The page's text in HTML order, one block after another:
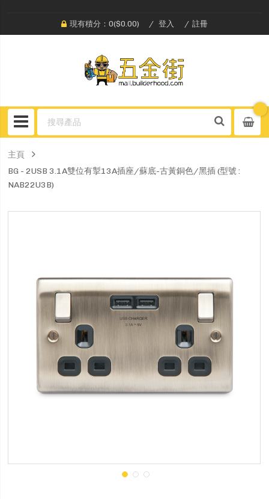
現有積分：0($0.00) 登入 註冊
主頁
BG - 2USB 3.1A雙位有掣13A插座/蘇底-古黃銅色/黑插 (型號 :
NAB22U3B)